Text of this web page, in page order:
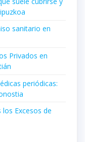
sanitario en
Privados en
periódicas:
Excesos de